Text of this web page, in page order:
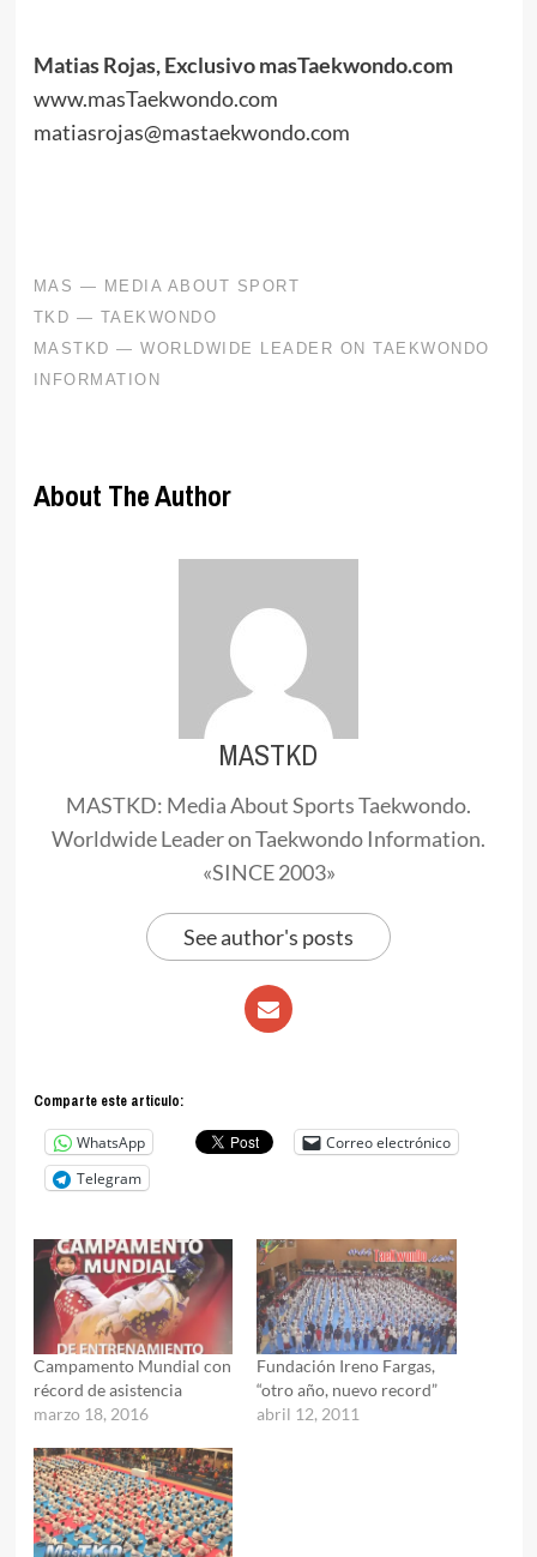
Matias Rojas, Exclusivo masTaekwondo.com
www.masTaekwondo.com
matiasrojas@mastaekwondo.com
About The Author
MASTKD
MASTKD: Media About Sports Taekwondo.
Worldwide Leader on Taekwondo Information.
«SINCE 2003»
See author's posts
Comparte este articulo:
WhatsApp
Correo electrónico
Telegram
Campamento Mundial con
récord de asistencia
marzo 18, 2016
Fundación Ireno Fargas,
“otro año, nuevo record”
abril 12, 2011